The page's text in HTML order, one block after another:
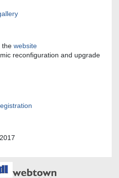
the website
reconfiguration and upgrade